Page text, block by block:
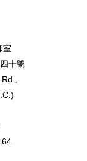
室
十號